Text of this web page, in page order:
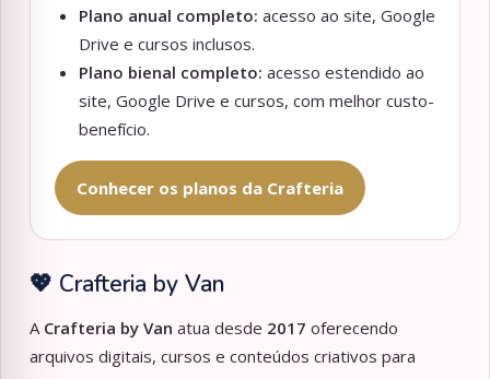
Plano anual completo: acesso ao site, Google
Drive e cursos inclusos.
Plano bienal completo: acesso estendido ao
site, Google Drive e cursos, com melhor custo-
benefício.
Conhecer os planos da Crafteria
💖 Crafteria by Van
A Crafteria by Van atua desde 2017 oferecendo
arquivos digitais, cursos e conteúdos criativos para